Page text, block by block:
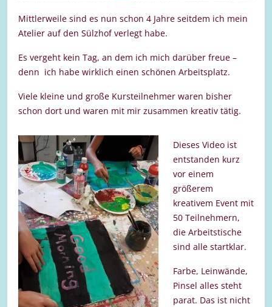
Mittlerweile sind es nun schon 4 Jahre seitdem ich mein
Atelier auf den Sülzhof verlegt habe.
Es vergeht kein Tag, an dem ich mich darüber freue –
denn ich habe wirklich einen schönen Arbeitsplatz.
Viele kleine und große Kursteilnehmer waren bisher
schon dort und waren mit mir zusammen kreativ tätig.
Dieses Video ist
entstanden kurz
vor einem
größerem
kreativem Event mit
50 Teilnehmern,
die Arbeitstische
sind alle startklar.
Farbe, Leinwände,
Pinsel alles steht
parat. Das ist nicht